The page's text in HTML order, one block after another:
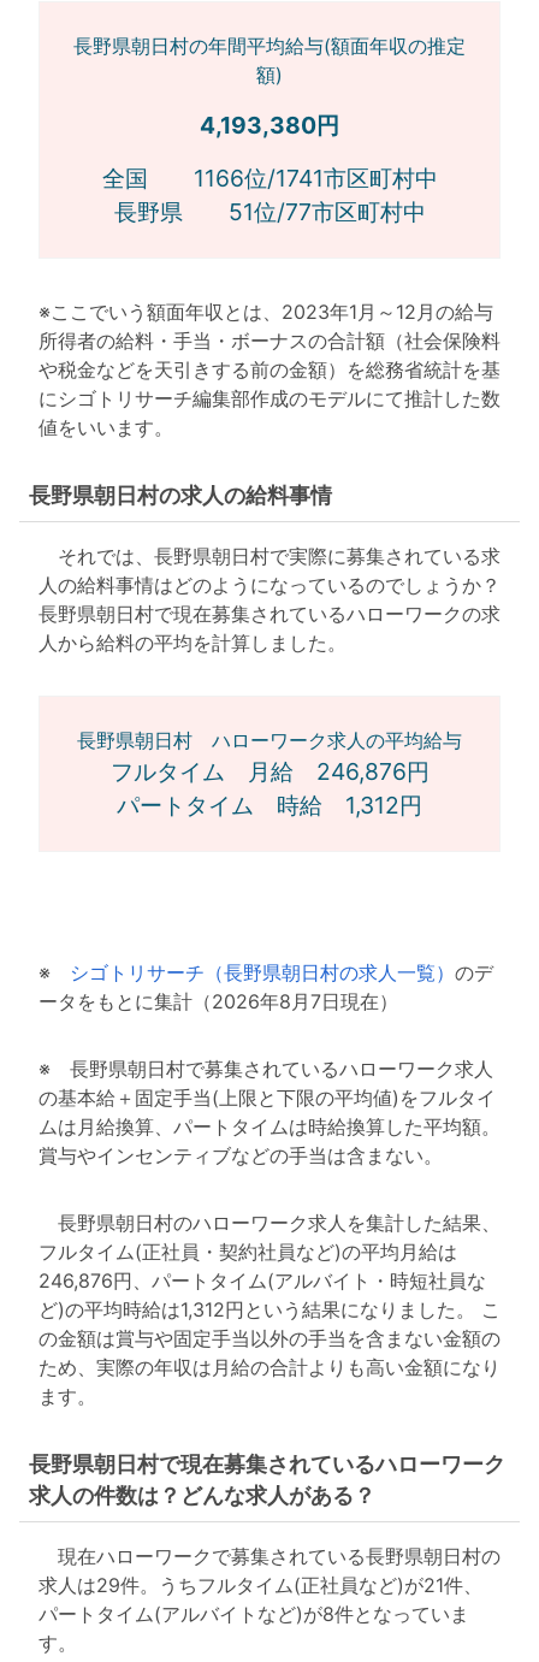
長野県朝日村の年間平均給与(額面年収の推定
額)
4,193,380円
全国 1166位/1741市区町村中
長野県 51位/77市区町村中
※ここでいう額面年収とは、2023年1月～12月の給与
所得者の給料・手当・ボーナスの合計額（社会保険料
や税金などを天引きする前の金額）を総務省統計を基
にシゴトリサーチ編集部作成のモデルにて推計した数
値をいいます。
長野県朝日村の求人の給料事情
それでは、長野県朝日村で実際に募集されている求
人の給料事情はどのようになっているのでしょうか？
長野県朝日村で現在募集されているハローワークの求
人から給料の平均を計算しました。
長野県朝日村 ハローワーク求人の平均給与
フルタイム 月給 246,876円
パートタイム 時給 1,312円
※ シゴトリサーチ（長野県朝日村の求人一覧） のデ
ータをもとに集計（2026年8月7日現在）
※ 長野県朝日村で募集されているハローワーク求人
の基本給＋固定手当(上限と下限の平均値)をフルタイ
ムは月給換算、パートタイムは時給換算した平均額。
賞与やインセンティブなどの手当は含まない。
長野県朝日村のハローワーク求人を集計した結果、
フルタイム(正社員・契約社員など)の平均月給は
246,876円、パートタイム(アルバイト・時短社員な
ど)の平均時給は1,312円という結果になりました。 こ
の金額は賞与や固定手当以外の手当を含まない金額の
ため、実際の年収は月給の合計よりも高い金額になり
ます。
長野県朝日村で現在募集されているハローワーク
求人の件数は？どんな求人がある？
現在ハローワークで募集されている長野県朝日村の
求人は29件。うちフルタイム(正社員など)が21件、
パートタイム(アルバイトなど)が8件となっていま
す。